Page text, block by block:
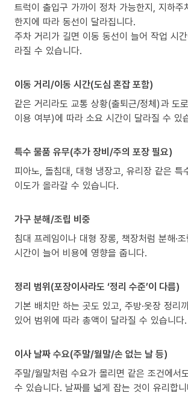
트럭이 출입구 가까이 정차 가능한지, 지하주
한지에 따라 동선이 달라집니다.
주차 거리가 길면 이동 동선이 늘어 작업 시
라질 수 있습니다.
이동 거리/이동 시간(도심 혼잡 포함)
같은 거리라도 교통 상황(출퇴근/정체)과 도
이용 여부)에 따라 소요 시간이 달라질 수 있
특수 물품 유무(추가 장비/주의 포장 필요)
피아노, 돌침대, 대형 냉장고, 유리장 같은 특
이도가 올라갈 수 있습니다.
가구 분해/조립 비중
침대 프레임이나 대형 장롱, 책장처럼 분해·
시간이 늘어 비용에 영향을 줍니다.
정리 범위(포장이사라도 ‘정리 수준’이 다름)
기본 배치만 하는 곳도 있고, 주방·옷장 정리
있어 범위에 따라 총액이 달라질 수 있습니다.
이사 날짜 수요(주말/월말/손 없는 날 등)
주말/월말처럼 수요가 몰리면 같은 조건에서
수 있습니다. 날짜를 넓게 잡는 것이 유리합